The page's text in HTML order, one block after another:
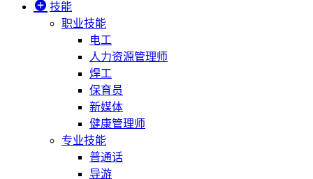
技能
职业技能
电工
人力资源管理师
焊工
保育员
新媒体
健康管理师
专业技能
普通话
导游